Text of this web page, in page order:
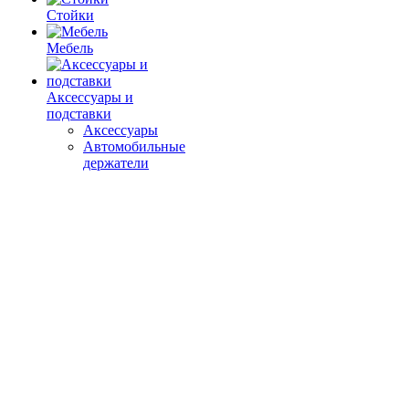
Стойки
Мебель
Аксессуары и
подставки
Аксессуары
Автомобильные
держатели